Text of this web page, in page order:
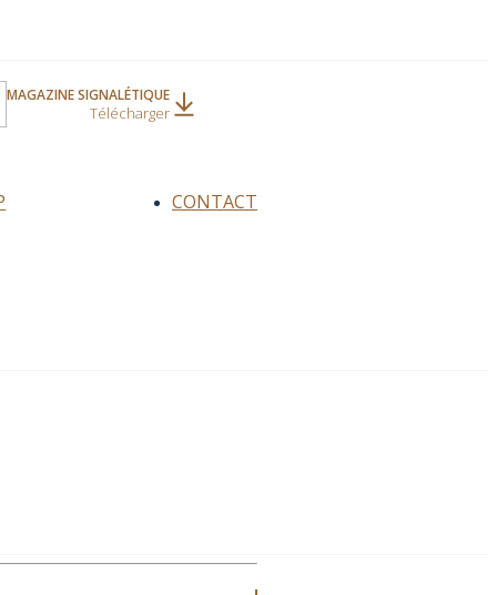
MAGAZINE SIGNALÉTIQUE
Télécharger
CONTACT